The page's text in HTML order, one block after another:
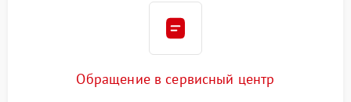
Обращение в сервисный центр